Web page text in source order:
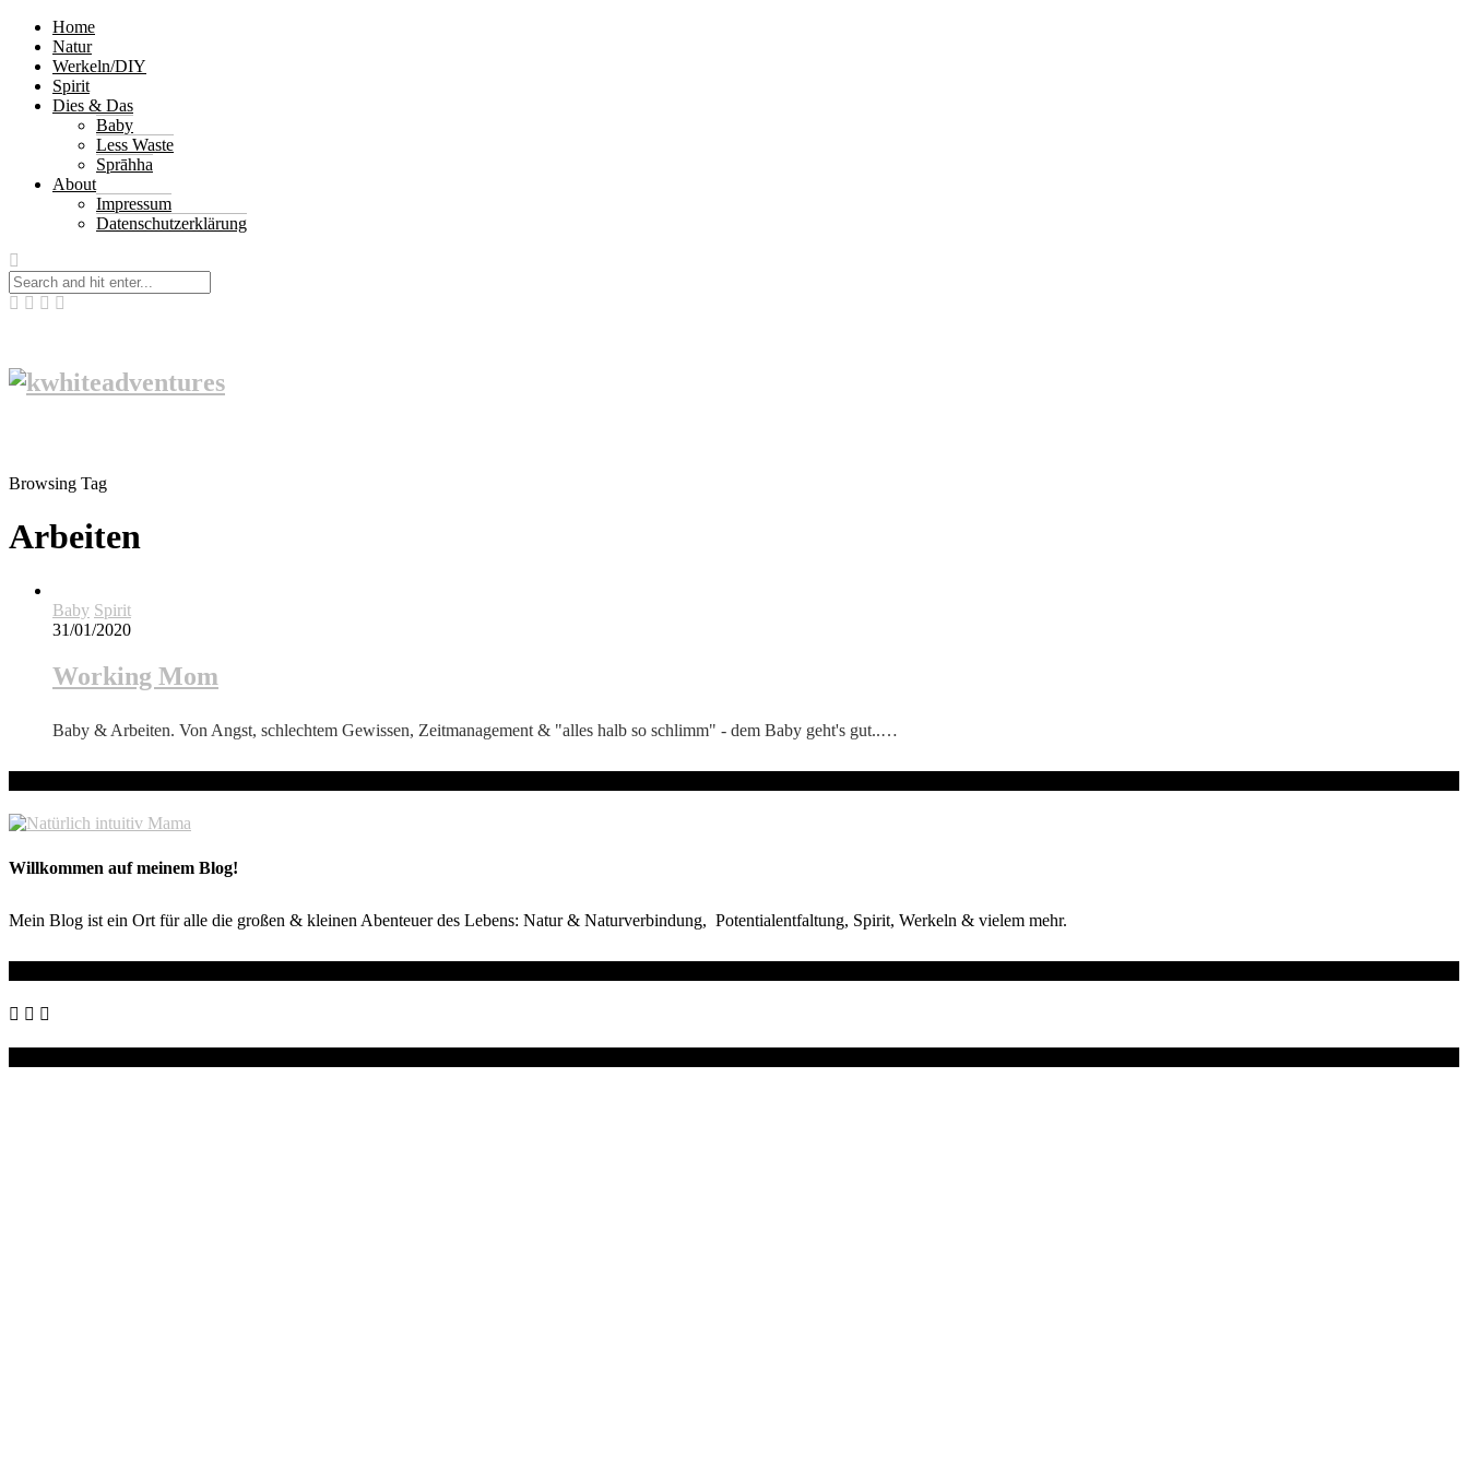
Home
Natur
Werkeln/DIY
Spirit
Dies & Das
Baby
Less Waste
Sprāhha
About
Impressum
Datenschutzerklärung
Browsing Tag
Arbeiten
Baby Spirit
31/01/2020
Working Mom
Baby & Arbeiten. Von Angst, schlechtem Gewissen, Zeitmanagement & "alles halb so schlimm" - dem Baby geht's gut..…
Willkommen auf meinem Blog!
Mein Blog ist ein Ort für alle die großen & kleinen Abenteuer des Lebens: Natur & Naturverbindung, Potentialentfaltung, Spirit, Werkeln & vielem mehr.